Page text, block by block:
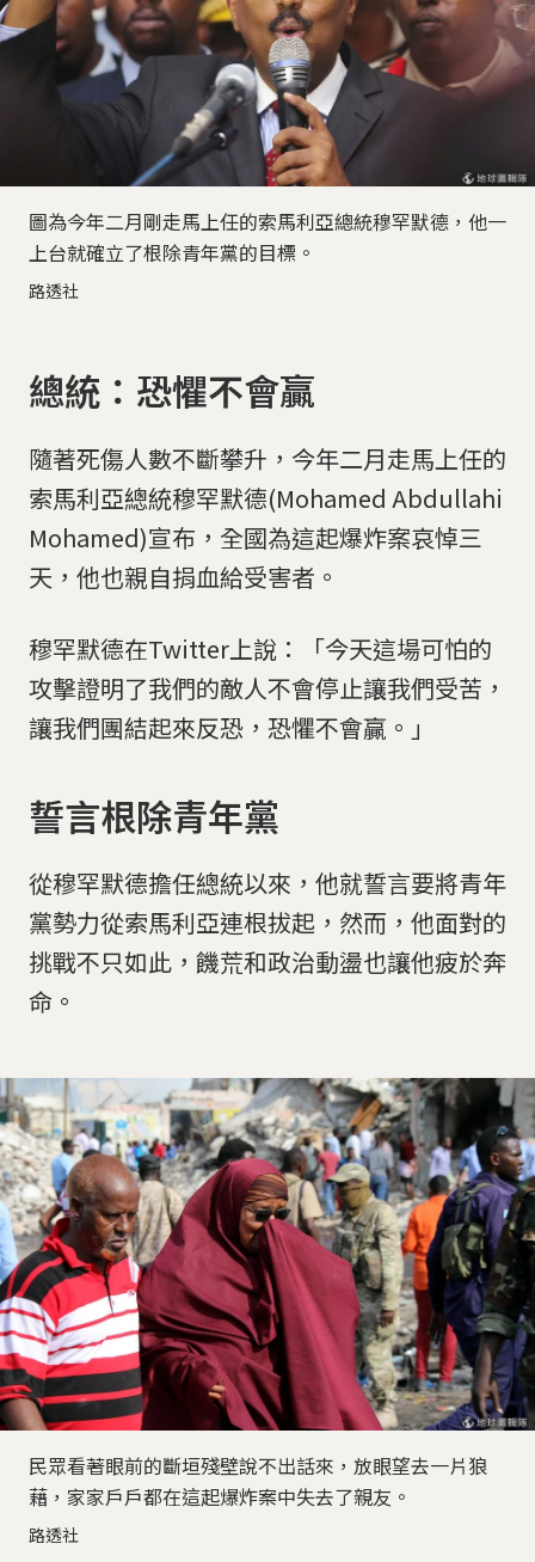
圖為今年二月剛走馬上任的索馬利亞總統穆罕默德，他一
上台就確立了根除青年黨的目標。
路透社
總統：恐懼不會贏
隨著死傷人數不斷攀升，今年二月走馬上任的
索馬利亞總統穆罕默德(Mohamed Abdullahi
Mohamed)宣布，全國為這起爆炸案哀悼三
天，他也親自捐血給受害者。
穆罕默德在Twitter上說：「今天這場可怕的
攻擊證明了我們的敵人不會停止讓我們受苦，
讓我們團結起來反恐，恐懼不會贏。」
誓言根除青年黨
從穆罕默德擔任總統以來，他就誓言要將青年
黨勢力從索馬利亞連根拔起，然而，他面對的
挑戰不只如此，饑荒和政治動盪也讓他疲於奔
命。
民眾看著眼前的斷垣殘壁說不出話來，放眼望去一片狼
藉，家家戶戶都在這起爆炸案中失去了親友。
路透社